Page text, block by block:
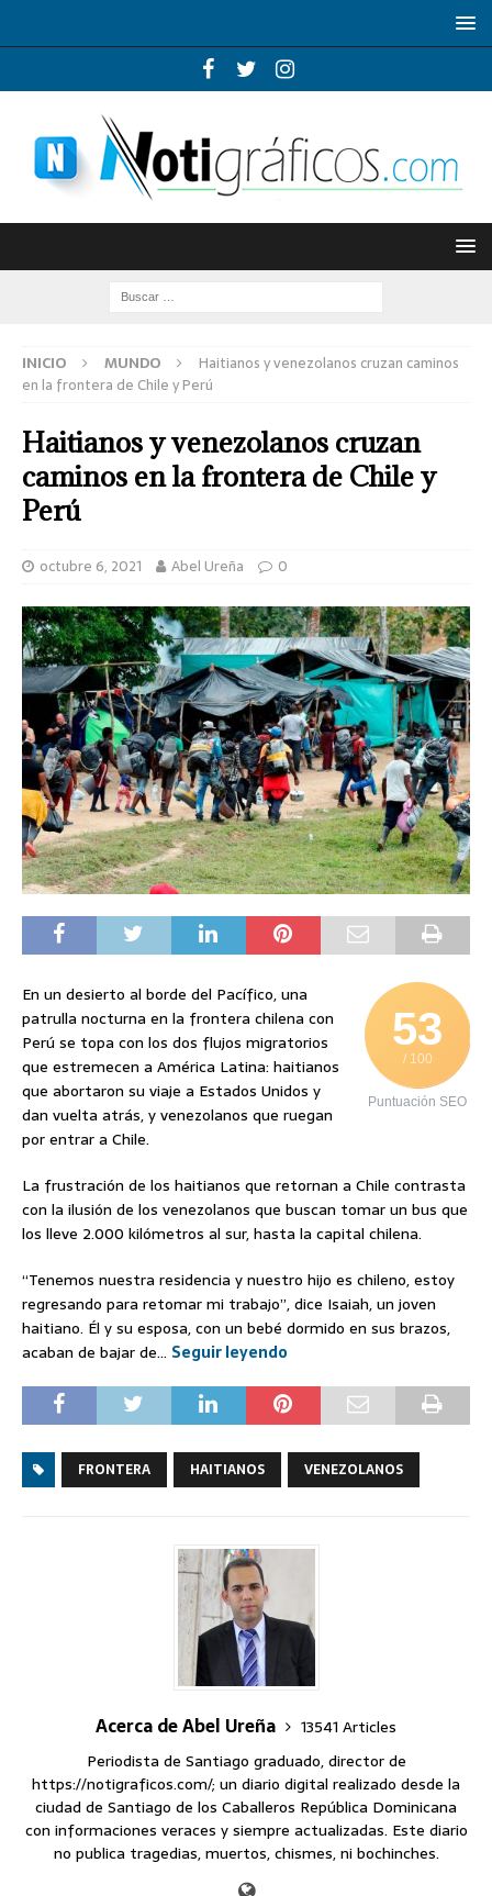
INICIO MUNDO
Haitianos y venezolanos cruzan caminos
en la frontera de Chile y Perú
Haitianos y venezolanos cruzan
caminos en la frontera de Chile y
Perú
octubre 6, 2021 Abel Ureña 0
53
/ 100
Puntuación SEO
En un desierto al borde del Pacífico, una
patrulla nocturna en la frontera chilena con
Perú se topa con los dos flujos migratorios
que estremecen a América Latina: haitianos
que abortaron su viaje a Estados Unidos y
dan vuelta atrás, y venezolanos que ruegan
por entrar a Chile.
La frustración de los haitianos que retornan a Chile contrasta
con la ilusión de los venezolanos que buscan tomar un bus que
los lleve 2.000 kilómetros al sur, hasta la capital chilena.
“Tenemos nuestra residencia y nuestro hijo es chileno, estoy
regresando para retomar mi trabajo”, dice Isaiah, un joven
haitiano. Él y su esposa, con un bebé dormido en sus brazos,
acaban de bajar de… Seguir leyendo
FRONTERA HAITIANOS VENEZOLANOS
Acerca de Abel Ureña
13541 Articles
Periodista de Santiago graduado, director de
https://notigraficos.com/; un diario digital realizado desde la
ciudad de Santiago de los Caballeros República Dominicana
con informaciones veraces y siempre actualizadas. Este diario
no publica tragedias, muertos, chismes, ni bochinches.